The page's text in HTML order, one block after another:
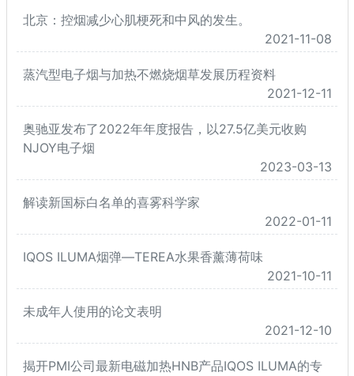
北京：控烟减少心肌梗死和中风的发生。
2021-11-08
蒸汽型电子烟与加热不燃烧烟草发展历程资料
2021-12-11
奥驰亚发布了2022年年度报告，以27.5亿美元收购
NJOY电子烟
2023-03-13
解读新国标白名单的喜雾科学家
2022-01-11
IQOS ILUMA烟弹—TEREA水果香薰薄荷味
2021-10-11
未成年人使用的论文表明
2021-12-10
揭开PMI公司最新电磁加热HNB产品IQOS ILUMA的专